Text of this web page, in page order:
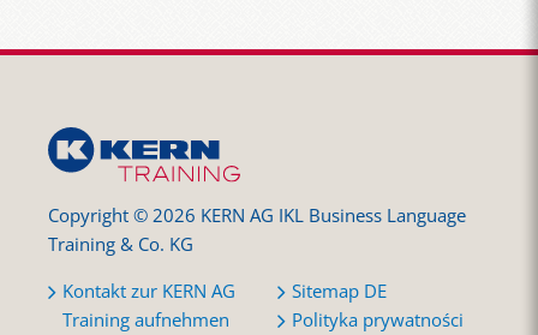
Copyright © 2026 KERN AG IKL Business Language
Training & Co. KG
Kontakt zur KERN AG
Training aufnehmen
Sitemap DE
Polityka prywatności